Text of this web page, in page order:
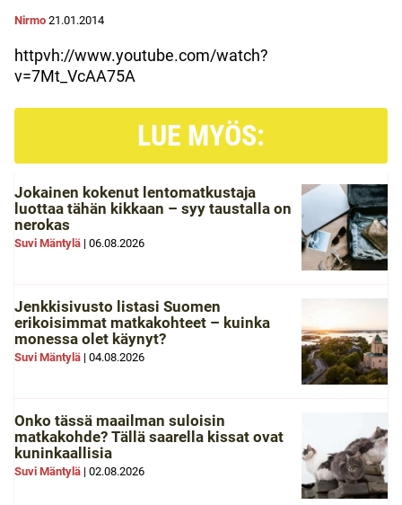
Nirmo 21.01.2014
httpvh://www.youtube.com/watch?
v=7Mt_VcAA75A
LUE MYÖS:
Jokainen kokenut lentomatkustaja
luottaa tähän kikkaan – syy taustalla on
nerokas
Suvi Mäntylä | 06.08.2026
Jenkkisivusto listasi Suomen
erikoisimmat matkakohteet – kuinka
monessa olet käynyt?
Suvi Mäntylä | 04.08.2026
Onko tässä maailman suloisin
matkakohde? Tällä saarella kissat ovat
kuninkaallisia
Suvi Mäntylä | 02.08.2026